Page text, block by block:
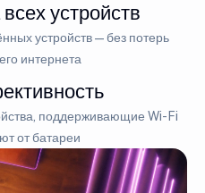
устройств
устройств — без потерь
интернета
поддерживающие Wi-Fi
от батареи